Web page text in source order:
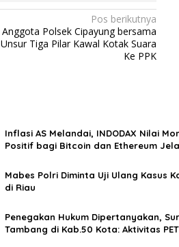
Pos berikutnya
Anggota Polsek Cipayung bersama
Unsur Tiga Pilar Kawal Kotak Suara
Ke PPK
Inflasi AS Melandai, INDODAX Nilai
Positif bagi Bitcoin dan Ethereum
Mabes Polri Diminta Uji Ulang Kasus
di Riau
Penegakan Hukum Dipertanyakan,
Tambang di Kab.50 Kota: Aktivitas